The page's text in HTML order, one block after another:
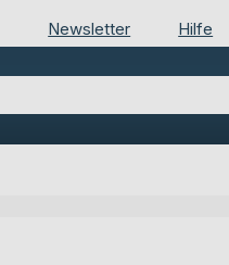
Newsletter Hilfe